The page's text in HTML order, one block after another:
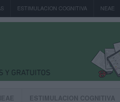
ESTIMULACION COGNITIVA NEAE
ESTIMULACION COGNITIVA